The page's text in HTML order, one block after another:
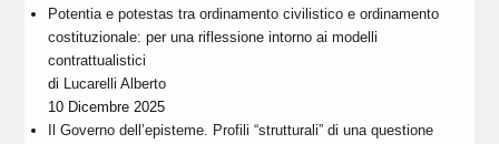
Potentia e potestas tra ordinamento civilistico e ordinamento
costituzionale: per una riflessione intorno ai modelli
contrattualistici
di Lucarelli Alberto
10 Dicembre 2025
Il Governo dell’episteme. Profili “strutturali” di una questione